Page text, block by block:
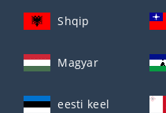
Shqip
Magyar
eesti keel